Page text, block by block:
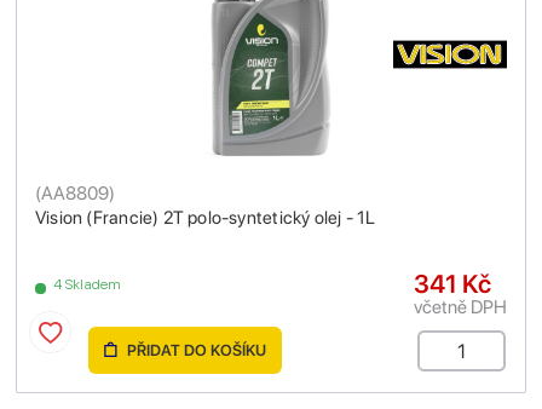
Vision (Francie) 2T polo-syntetický olej - 1L
(AA8809)
4 Skladem 341 Kč
včetně DPH
PŘIDAT DO KOŠÍKU